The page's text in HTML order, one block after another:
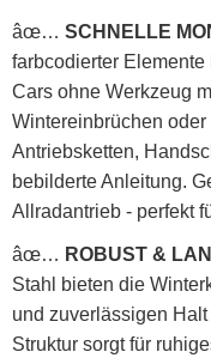
âœ… SCHNELLE
farbcodierter
Cars ohne Werkzeug
Wintereinbrüchen
Antriebsketten,
bebilderte Anleitung.
Allradantrieb - perfekt
âœ… ROBUST &
Stahl bieten die
und zuverlässigen
Struktur sorgt für